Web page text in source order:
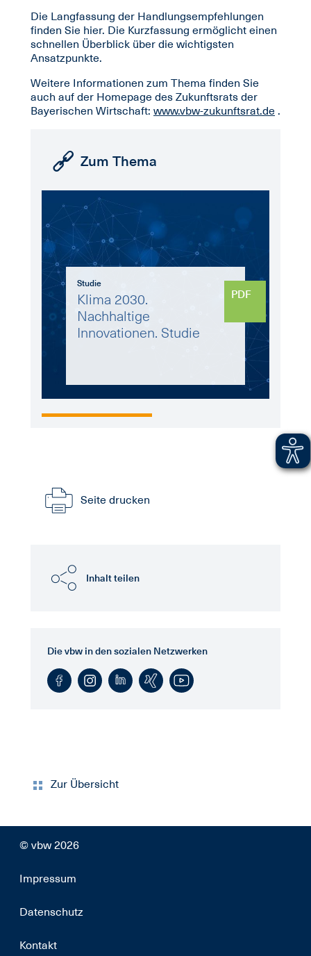
Die Langfassung der Handlungsempfehlungen
finden Sie hier. Die Kurzfassung ermöglicht einen
schnellen Überblick über die wichtigsten
Ansatzpunkte.
Weitere Informationen zum Thema finden Sie
auch auf der Homepage des Zukunftsrats der
Bayerischen Wirtschaft: www.vbw-zukunftsrat.de .
Zum Thema
Studie
Klima 2030.
Nachhaltige
Innovationen. Studie
PDF
Seite drucken
Inhalt teilen
Die vbw in den sozialen Netzwerken
Zur Übersicht
© vbw 2026
Impressum
Datenschutz
Kontakt